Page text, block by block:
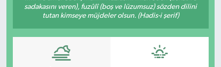
sadakasını veren), fuzûlî (boş ve lüzumsuz) sözden dilini
tutan kimseye müjdeler olsun. (Hadis-i şerif)